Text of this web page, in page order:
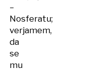
–
Nosferatu;
verjamem,
da
se
mu